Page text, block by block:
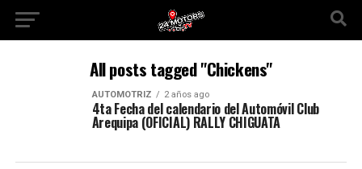
All posts tagged "Chickens"
AUTOMOTRIZ 2 años ago
4ta Fecha del calendario del Automóvil Club
Arequipa (OFICIAL) RALLY CHIGUATA